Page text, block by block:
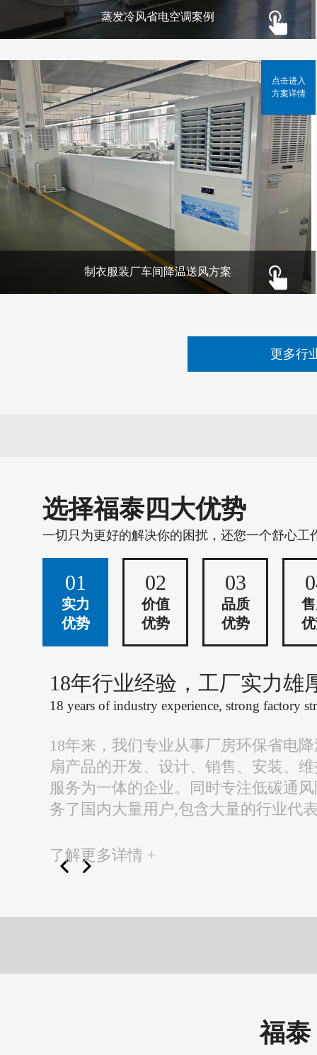
蒸发冷风省电空调案例
制衣服装厂车间降温送风方案
点击进入
方案详情
更多行
选择福泰四大优势
一切只为更好的解决你的困扰，还您一个舒心工
01
实力
优势
02
价值
优势
03
品质
优势
18年行业经验，工厂实力雄
18 years of industry experience, strong factory
18年来，我们专业从事厂房环保省电
扇产品的开发、设计、销售、安装、
服务为一体的企业。同时专注低碳通
务了国内大量用户,包含大量的行业代
了解更多详情 +
福泰